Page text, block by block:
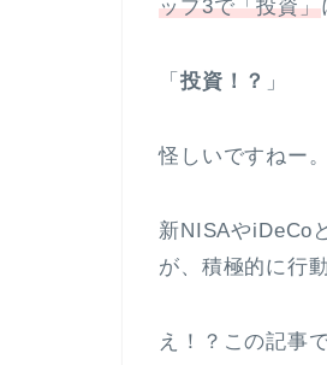
ップ3で「投資」
「 投資！？ 」
怪しいですねー。
新NISAやiDeCo
が、積極的に行
え！？この記事